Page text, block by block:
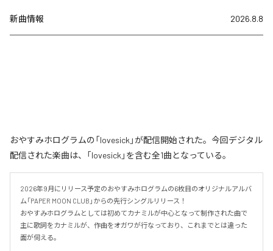
新曲情報 2026.8.8
おやすみホログラムの「lovesick」が配信開始された。今回デジタル
配信された楽曲は、「lovesick」を含む全1曲となっている。
2026年9月にリリース予定のおやすみホログラムの6枚目のオリジナルアルバ
ム「PAPER MOON CLUB」からの先行シングルリリース！
おやすみホログラムとしては初めてカナミルが中心となって制作された曲で
主に歌詞をカナミルが、作曲をオガワが行なっており、これまでとは違った
面が伺える。